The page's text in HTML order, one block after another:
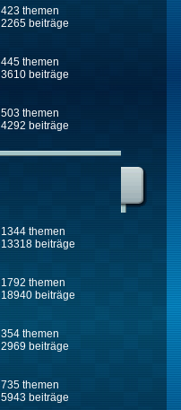
423 themen
2265 beiträge
445 themen
3610 beiträge
503 themen
4292 beiträge
1344 themen
13318 beiträge
1792 themen
18940 beiträge
354 themen
2969 beiträge
735 themen
5943 beiträge